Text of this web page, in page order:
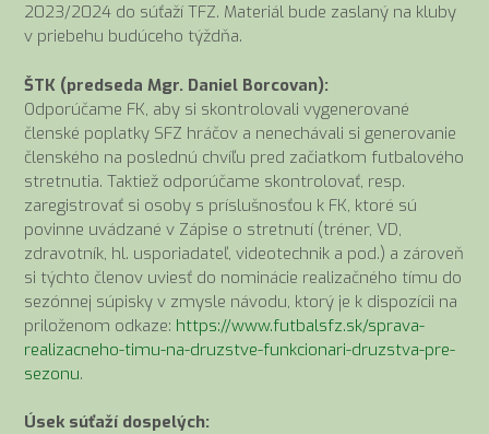
2023/2024 do súťaží TFZ. Materiál bude zaslaný na kluby
v priebehu budúceho týždňa.
ŠTK (predseda Mgr. Daniel Borcovan):
Odporúčame FK, aby si skontrolovali vygenerované
členské poplatky SFZ hráčov a nenechávali si generovanie
členského na poslednú chvíľu pred začiatkom futbalového
stretnutia. Taktiež odporúčame skontrolovať, resp.
zaregistrovať si osoby s príslušnosťou k FK, ktoré sú
povinne uvádzané v Zápise o stretnutí (tréner, VD,
zdravotník, hl. usporiadateľ, videotechnik a pod.) a zároveň
si týchto členov uviesť do nominácie realizačného tímu do
sezónnej súpisky v zmysle návodu, ktorý je k dispozícii na
priloženom odkaze: https://www.futbalsfz.sk/sprava-
realizacneho-timu-na-druzstve-funkcionari-druzstva-pre-
sezonu.
Úsek súťaží dospelých: